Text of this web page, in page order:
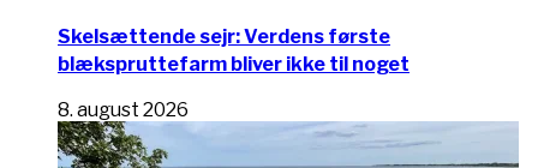
Skelsættende sejr: Verdens første
blækspruttefarm bliver ikke til noget
8. august 2026